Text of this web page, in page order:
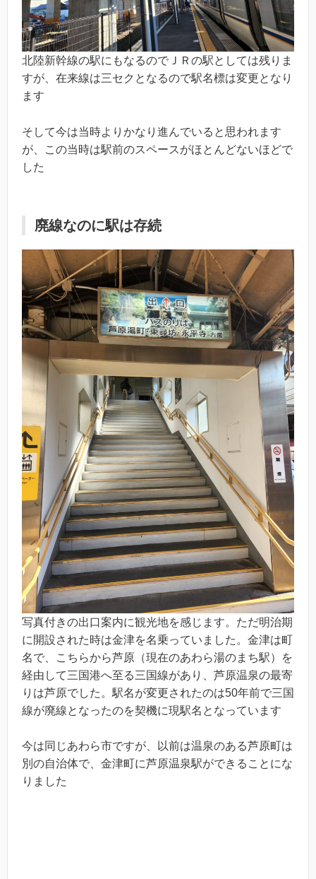
北陸新幹線の駅にもなるのでＪＲの駅としては残りま
すが、在来線は三セクとなるので駅名標は変更となり
ます
そして今は当時よりかなり進んでいると思われます
が、この当時は駅前のスペースがほとんどないほどで
した
廃線なのに駅は存続
写真付きの出口案内に観光地を感じます。ただ明治期
に開設された時は金津を名乗っていました。金津は町
名で、こちらから芦原（現在のあわら湯のまち駅）を
経由して三国港へ至る三国線があり、芦原温泉の最寄
りは芦原でした。駅名が変更されたのは50年前で三国
線が廃線となったのを契機に現駅名となっています
今は同じあわら市ですが、以前は温泉のある芦原町は
別の自治体で、金津町に芦原温泉駅ができることにな
りました